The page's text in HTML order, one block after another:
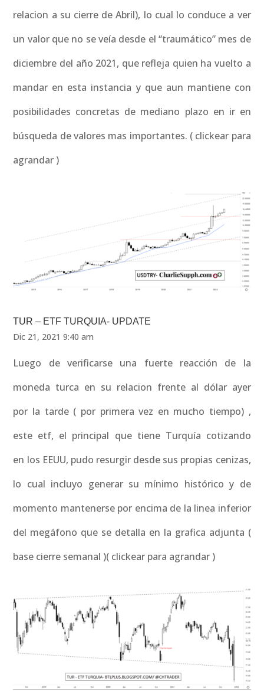
relacion a su cierre de Abril), lo cual lo conduce a ver
un valor que no se veía desde el “traumático” mes de
diciembre del año 2021, que refleja quien ha vuelto a
mandar en esta instancia y que aun mantiene con
posibilidades concretas de mediano plazo en ir en
búsqueda de valores mas importantes. ( clickear para
agrandar )
TUR – ETF TURQUIA- UPDATE
Dic 21, 2021 9:40 am
Luego de verificarse una fuerte reacción de la
moneda turca en su relacion frente al dólar ayer
por la tarde ( por primera vez en mucho tiempo) ,
este etf, el principal que tiene Turquía cotizando
en los EEUU, pudo resurgir desde sus propias cenizas,
lo cual incluyo generar su mínimo histórico y de
momento mantenerse por encima de la linea inferior
del megáfono que se detalla en la grafica adjunta (
base cierre semanal )( clickear para agrandar )